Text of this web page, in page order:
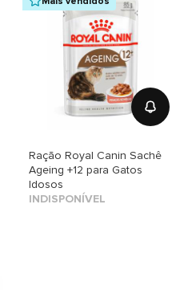
Ração Royal Canin Sachê
Ageing +12 para Gatos
Idosos
INDISPONÍVEL